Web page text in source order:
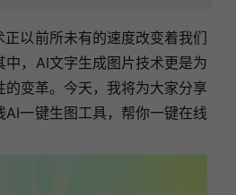
以前所未有的速度改变着我们
中，AI文字生成图片技术更是为
的变革。今天，我将为大家分享
AI一键生图工具，帮你一键在线